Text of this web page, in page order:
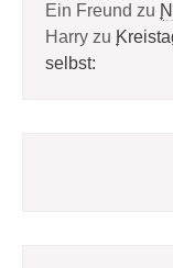
Ein Freund zu
Harry zu
selbst: